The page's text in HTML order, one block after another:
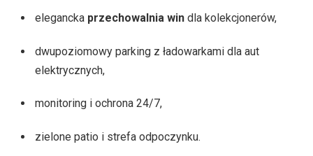
elegancka przechowalnia win dla kolekcjonerów,
dwupoziomowy parking z ładowarkami dla aut
elektrycznych,
monitoring i ochrona 24/7,
zielone patio i strefa odpoczynku.